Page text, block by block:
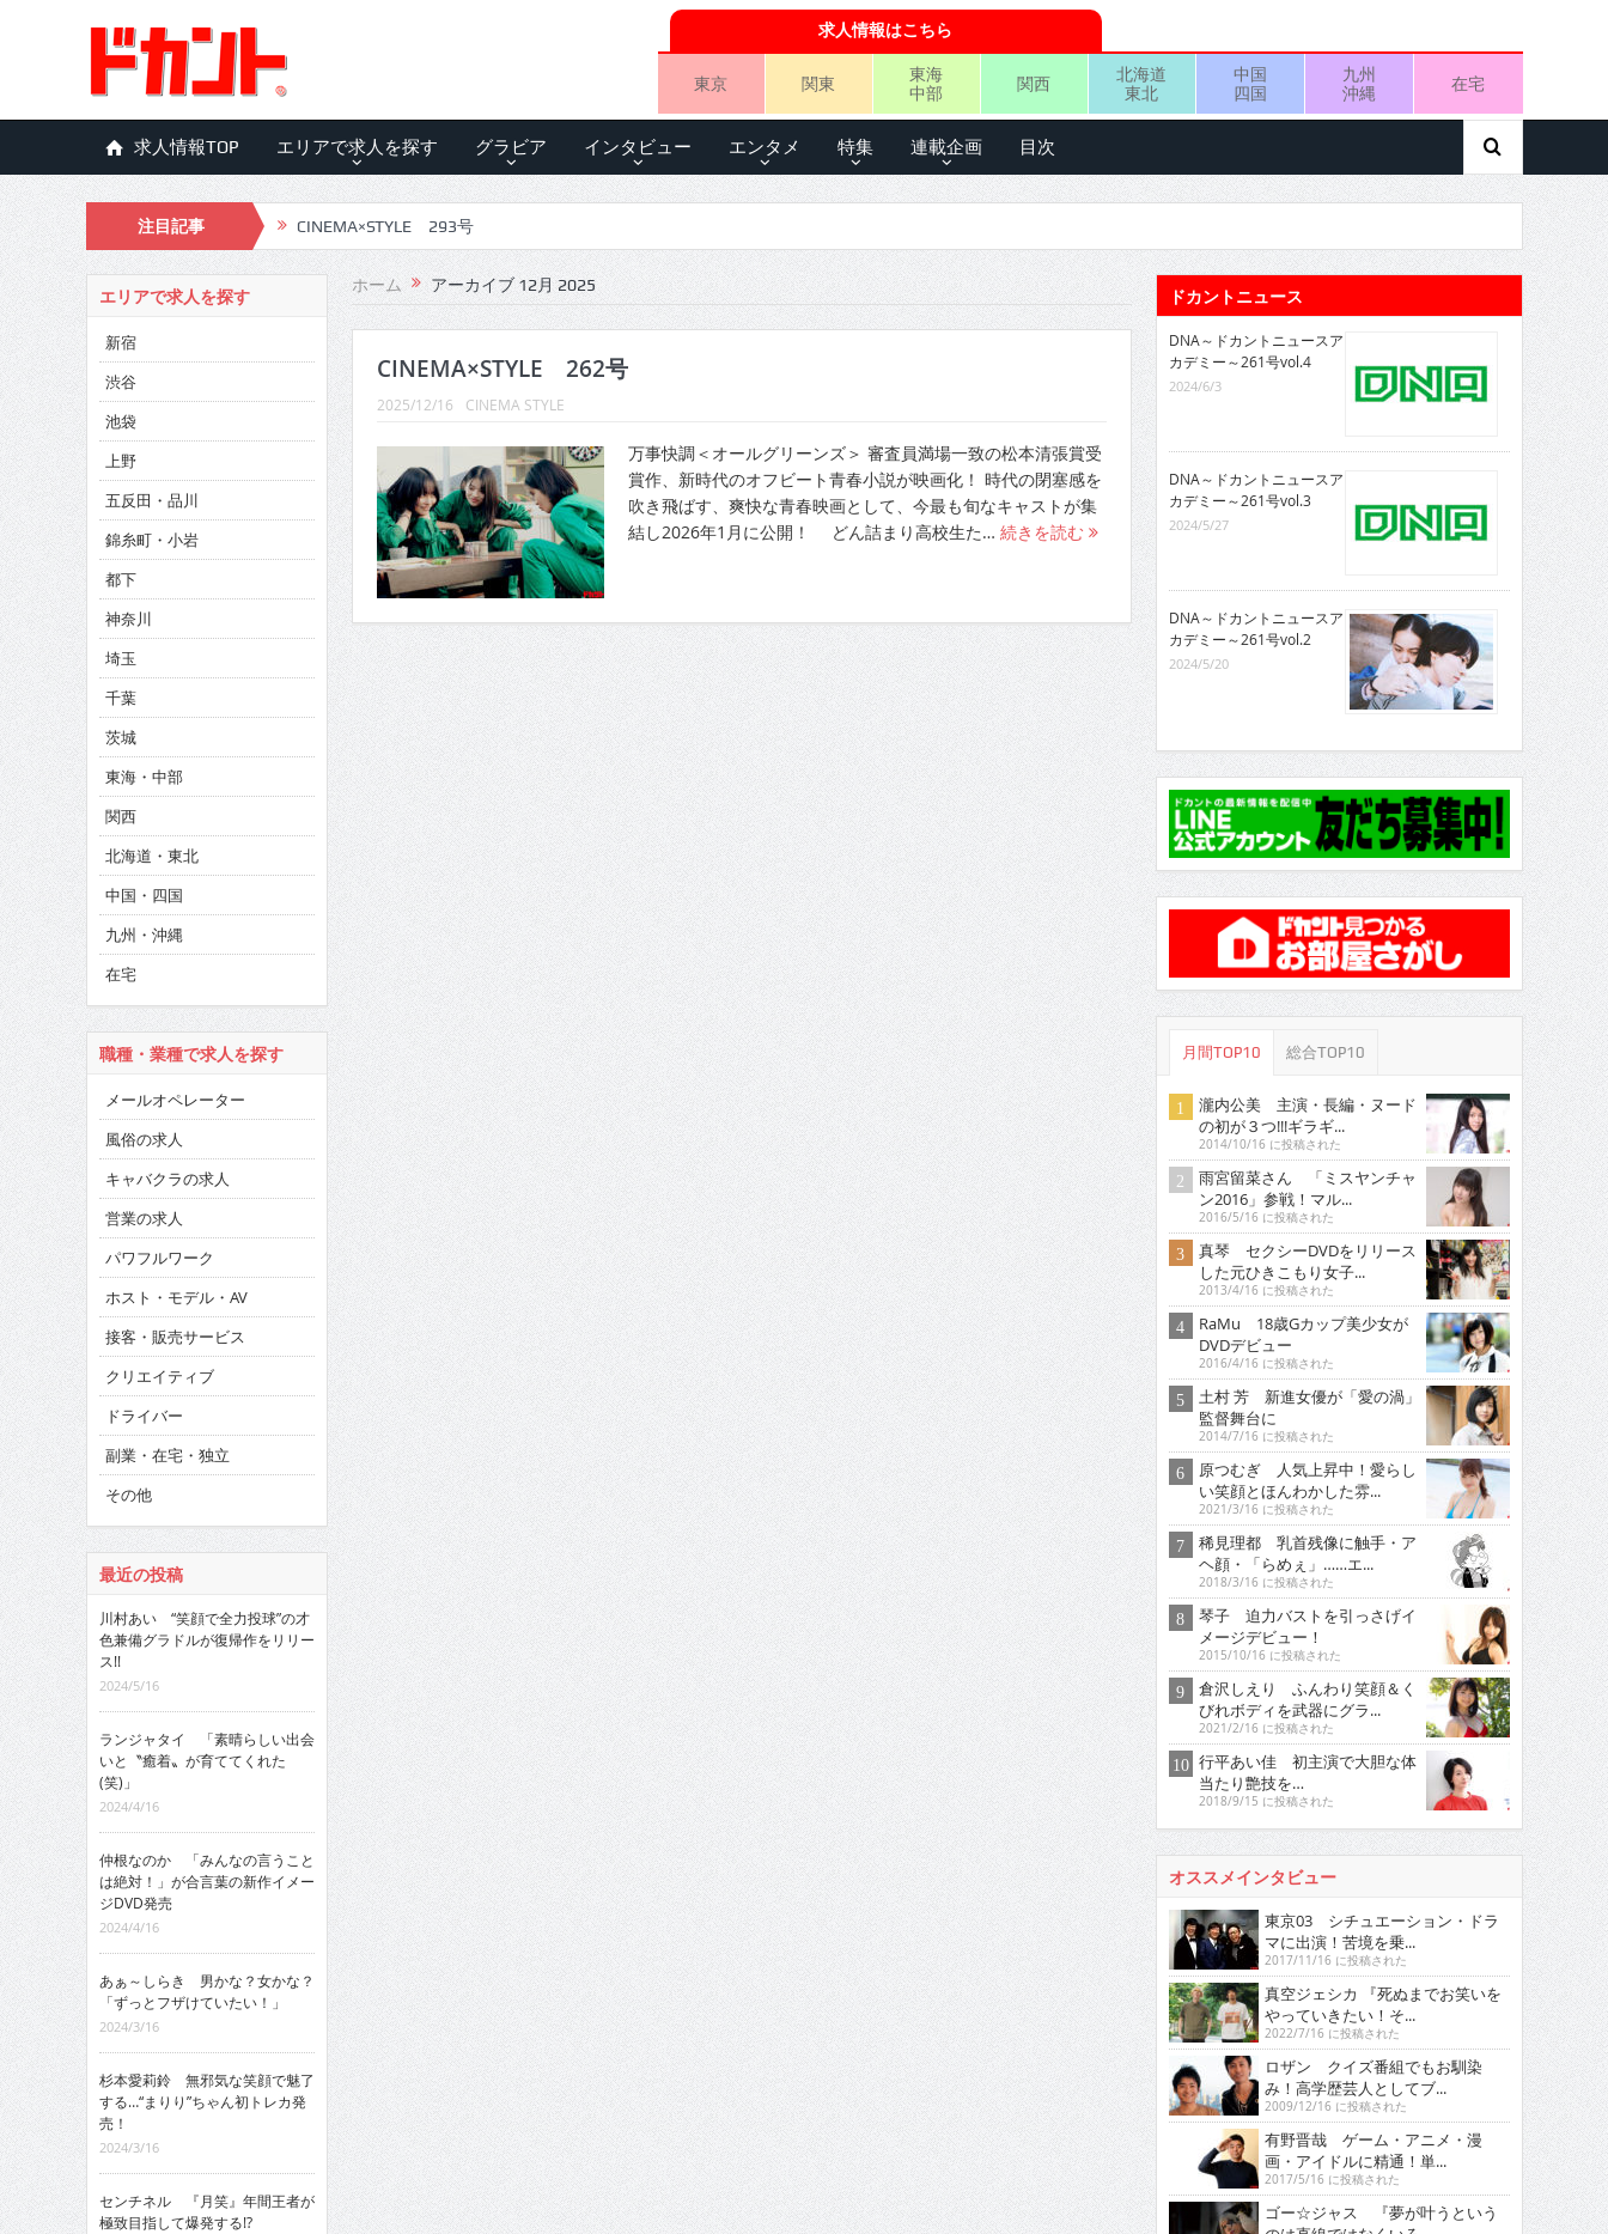
求人情報はこちら
東京 関東
東海
中部
関西
北海道
東北
中国
四国
九州
沖縄
在宅
求人情報TOP エリアで求人を探す グラビア インタビュー エンタメ 特集 連載企画 目次
注目記事 CINEMA×STYLE 293号
CINEMA×STYLE 292号
CINEMA×STYLE 291号
CINEMA×STYLE 290号
CINEMA×STYLE 289号
CINEMA×STYLE 288号
CINEMA×STYLE 287号
CINEMA×STYLE 286号
CINEMA×STYLE 285号
CINEMA×STYLE 294号
ホーム アーカイブ 12月 2025
CINEMA×STYLE 262号
2025/12/16 CINEMA STYLE
万事快調＜オールグリーンズ＞ 審査員満場一致の松本清張賞受
賞作、新時代のオフビート青春小説が映画化！ 時代の閉塞感を
吹き飛ばす、爽快な青春映画として、今最も旬なキャストが集
結し2026年1月に公開！ どん詰まり高校生た… 続きを読む
エリアで求人を探す
新宿
渋谷
池袋
上野
五反田・品川
錦糸町・小岩
都下
神奈川
埼玉
千葉
茨城
東海・中部
関西
北海道・東北
中国・四国
九州・沖縄
在宅
職種・業種で求人を探す
メールオペレーター
風俗の求人
キャバクラの求人
営業の求人
パワフルワーク
ホスト・モデル・AV
接客・販売サービス
クリエイティブ
ドライバー
副業・在宅・独立
その他
最近の投稿
川村あい “笑顔で全力投球”の才
色兼備グラドルが復帰作をリリー
ス!!
2024/5/16
ランジャタイ 「素晴らしい出会
いと〝癒着〟が育ててくれた
(笑)」
2024/4/16
仲根なのか 「みんなの言うこと
は絶対！」が合言葉の新作イメー
ジDVD発売
2024/4/16
あぁ～しらき 男かな？女かな？
「ずっとフザけていたい！」
2024/3/16
杉本愛莉鈴 無邪気な笑顔で魅了
する…“まりり”ちゃん初トレカ発
売！
2024/3/16
センチネル 『月笑』年間王者が
極致目指して爆発する!?
ドカントニュース
DNA～ドカントニュースア
カデミー～261号vol.4
2024/6/3
DNA～ドカントニュースア
カデミー～261号vol.3
2024/5/27
DNA～ドカントニュースア
カデミー～261号vol.2
2024/5/20
月間TOP10 総合TOP10
瀧内公美 主演・長編・ヌード
の初が３つ!!!ギラギ...
2014/10/16 に投稿された
雨宮留菜さん 「ミスヤンチャ
ン2016」参戦！マル...
2016/5/16 に投稿された
真琴 セクシーDVDをリリース
した元ひきこもり女子...
2013/4/16 に投稿された
RaMu 18歳Gカップ美少女が
DVDデビュー
2016/4/16 に投稿された
土村 芳 新進女優が「愛の渦」
監督舞台に
2014/7/16 に投稿された
原つむぎ 人気上昇中！愛らし
い笑顔とほんわかした雰...
2021/3/16 に投稿された
稀見理都 乳首残像に触手・ア
ヘ顔・「らめぇ」……エ...
2018/3/16 に投稿された
琴子 迫力バストを引っさげイ
メージデビュー！
2015/10/16 に投稿された
倉沢しえり ふんわり笑顔＆く
びれボディを武器にグラ...
2021/2/16 に投稿された
行平あい佳 初主演で大胆な体
当たり艶技を…
2018/9/15 に投稿された
オススメインタビュー
東京03 シチュエーション・ドラ
マに出演！苦境を乗...
2017/11/16 に投稿された
真空ジェシカ 『死ぬまでお笑いを
やっていきたい！そ...
2022/7/16 に投稿された
ロザン クイズ番組でもお馴染
み！高学歴芸人としてブ...
2009/12/16 に投稿された
有野晋哉 ゲーム・アニメ・漫
画・アイドルに精通！単...
2017/5/16 に投稿された
ゴー☆ジャス 『夢が叶うという